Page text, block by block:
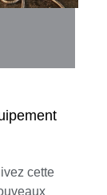
cette